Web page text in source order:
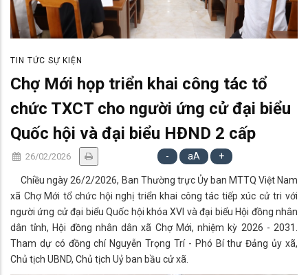
TIN TỨC SỰ KIỆN
Chợ Mới họp triển khai công tác tổ
chức TXCT cho người ứng cử đại biểu
Quốc hội và đại biểu HĐND 2 cấp
26/02/2026 - aA +
Chiều ngày 26/2/2026, Ban Thường trực Ủy ban MTTQ Việt Nam
xã Chợ Mới tổ chức hội nghị triển khai công tác tiếp xúc cử tri với
người ứng cử đại biểu Quốc hội khóa XVI và đại biểu Hội đồng nhân
dân tỉnh, Hội đồng nhân dân xã Chợ Mới, nhiệm kỳ 2026 - 2031.
Tham dự có đồng chí Nguyễn Trọng Trí - Phó Bí thư Đảng ủy xã,
Chủ tịch UBND, Chủ tịch Uỷ ban bầu cử xã.